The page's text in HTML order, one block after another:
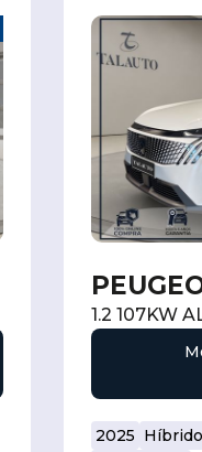
1.2 107KW
2025